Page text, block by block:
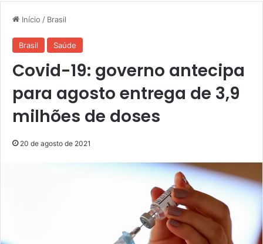
Início / Brasil
Brasil Saúde
Covid-19: governo antecipa
para agosto entrega de 3,9
milhões de doses
20 de agosto de 2021